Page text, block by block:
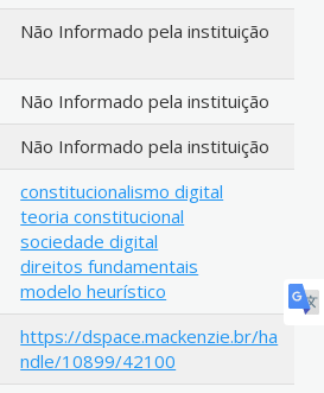
Não Informado pela instituição
Não Informado pela instituição
Não Informado pela instituição
constitucionalismo digital
teoria constitucional
sociedade digital
direitos fundamentais
modelo heurístico
https://dspace.mackenzie.br/ha
ndle/10899/42100